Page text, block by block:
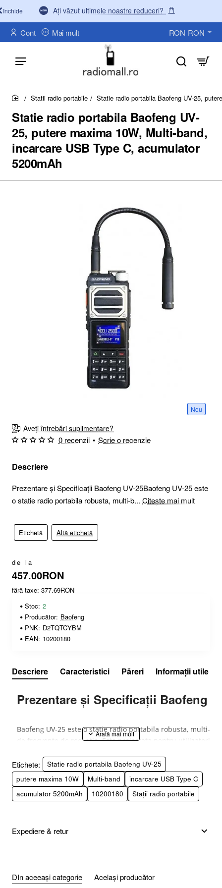
Ați văzut ultimele noastre reduceri?
Inchide
Cont Mai mult RON RON
Statie radio portabila Baofeng UV-
25, putere maxima 10W, Multi-band,
incarcare USB Type C, acumulator
5200mAh
home
Statii radio portabile Statie radio portabila Baofeng UV-25,
Nou
Aveți întrebări suplimentare?
Descriere
Prezentare și Specificații Baofeng UV-25Baofeng UV-25 este
o statie radio portabila robusta, multi-b... Citește mai mult
Etichetă Altă etichetă
0 recenzii • Scrie o recenzie
de la
457.00RON
fără taxe: 377.69RON
Stoc: 2
Producător: Baofeng
PNK: D2TQTCYBM
EAN: 10200180
Descriere Caracteristici Păreri Informații utile
Prezentare și Specificații Baofeng
Baofeng UV-25 este o statie radio portabila robusta, multi-
de frecvente de receptie. Este proiectata pentru utilizatorii
Prezentare Generala
declarata de pana la
, ceea ce contribuie semnificativ la
Etichete:
Statie radio portabila Baofeng UV-25
putere maxima 10W
Multi-band
incarcare USB Type C
acumulator 5200mAh
10200180 Stații radio portabile
Expediere & retur
DIn aceeași categorie Același producător